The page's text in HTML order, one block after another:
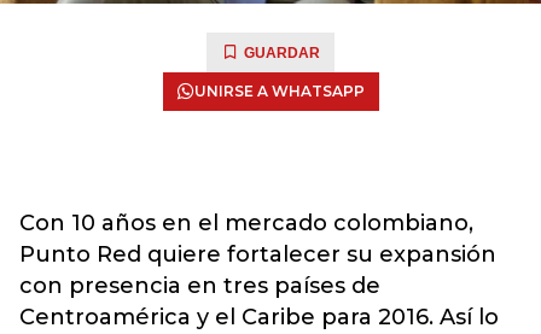
GUARDAR
UNIRSE A WHATSAPP
Con 10 años en el mercado colombiano,
Punto Red quiere fortalecer su expansión
con presencia en tres países de
Centroamérica y el Caribe para 2016. Así lo